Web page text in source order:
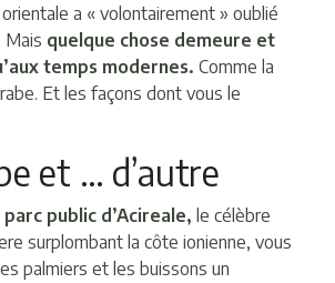
orientale a « volontairement » oublié
Mais quelque chose demeure et
temps modernes. Comme la
Et les façons dont vous le
et … d’autre
public d’Acireale, le célèbre
surplombant la côte ionienne, vous
palmiers et les buissons un